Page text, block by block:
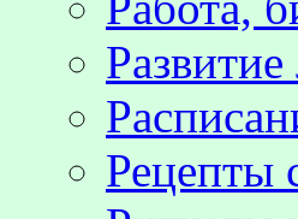
Рецепты